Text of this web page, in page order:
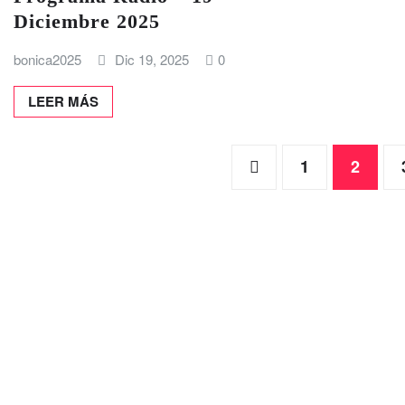
Diciembre 2025
bonica2025 Dic 19, 2025 0
LEER MÁS
1 2